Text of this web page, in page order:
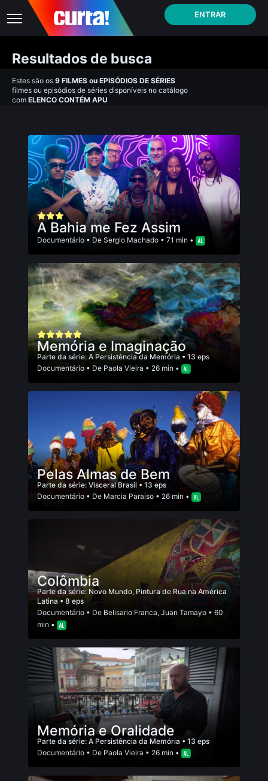
ENTRAR
Resultados de busca
Estes são os 9 FILMES ou EPISÓDIOS DE SÉRIES
filmes ou episódios de séries disponíveis no catálogo
com ELENCO CONTÉM APU
A Bahia me Fez Assim
Documentário • De Sergio Machado • 71 min •
Memória e Imaginação
Parte da série: A Persistência da Memória • 13 eps
Documentário • De Paola Vieira • 26 min •
Pelas Almas de Bem
Parte da série: Visceral Brasil • 13 eps
Documentário • De Marcia Paraiso • 26 min •
Colômbia
Parte da série: Novo Mundo, Pintura de Rua na América
Latina • 8 eps
Documentário • De Belisario Franca, Juan Tamayo • 60
min •
Memória e Oralidade
Parte da série: A Persistência da Memória • 13 eps
Documentário • De Paola Vieira • 26 min •